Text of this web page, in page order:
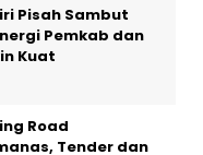
Pisah Sambut
Pemkab dan
Kuat
Road
Tender dan